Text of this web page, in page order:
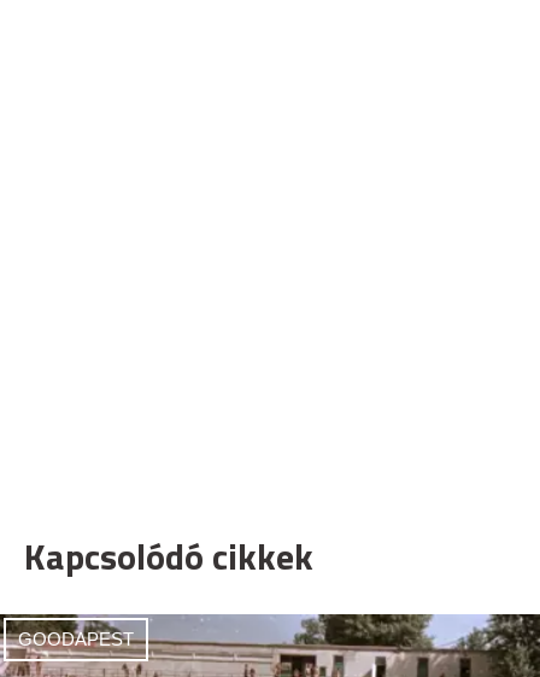
Kapcsolódó cikkek
GOODAPEST